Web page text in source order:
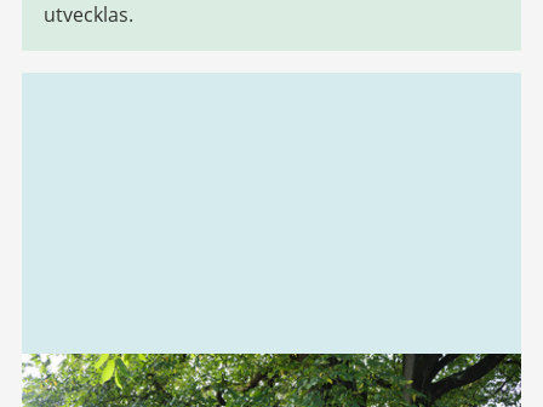
utvecklas.